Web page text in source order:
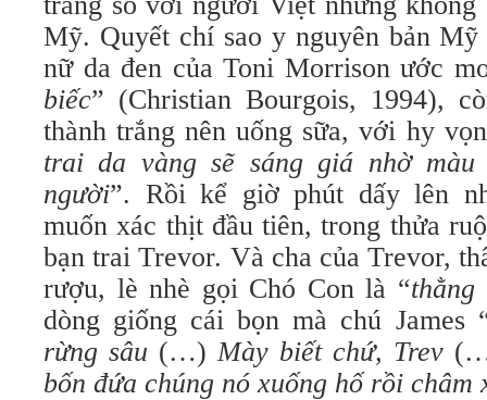
Mỹ. Quyết chí sao y nguyên bản
nữ da đen của Toni Morrison ước
biếc” (Christian Bourgois, 1994),
thành trắng nên uống sữa, với hy
trai da vàng sẽ sáng giá nhờ
người”. Rồi kể giờ phút dấy lên
muốn xác thịt đầu tiên, trong thửa
bạn trai Trevor. Và cha của Trevor,
rượu, lè nhè gọi Chó Con là “thằng
dòng giống cái bọn mà chú James
rừng sâu (…)Mày biết chứ, Trev
bốn đứa chúng nó xuống hố rồi châm